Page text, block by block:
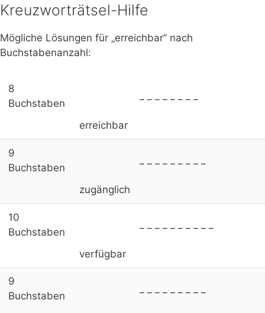
Kreuzworträtsel-Hilfe
Mögliche Lösungen für „erreichbar“ nach
Buchstabenanzahl:
8
Buchstaben
erreichbar
9
Buchstaben
zugänglich
10
Buchstaben
verfügbar
9
Buchstaben